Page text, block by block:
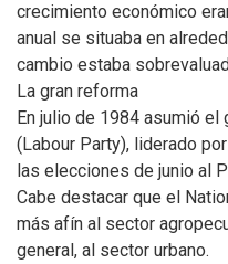
crecimiento económico
anual se situaba en
cambio estaba
La gran reforma
En julio de 1984 asumió
(Labour Party), liderado
las elecciones de junio al
Cabe destacar que el
más afín al sector
general, al sector urbano.